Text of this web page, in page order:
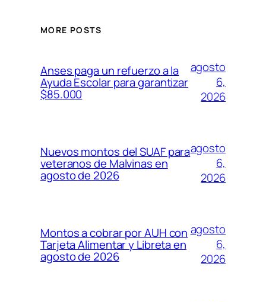
MORE POSTS
Anses paga un refuerzo a la
Ayuda Escolar para garantizar
$85.000
agosto
6,
2026
Nuevos montos del SUAF para
veteranos de Malvinas en
agosto de 2026
agosto
6,
2026
Montos a cobrar por AUH con
Tarjeta Alimentar y Libreta en
agosto de 2026
agosto
6,
2026